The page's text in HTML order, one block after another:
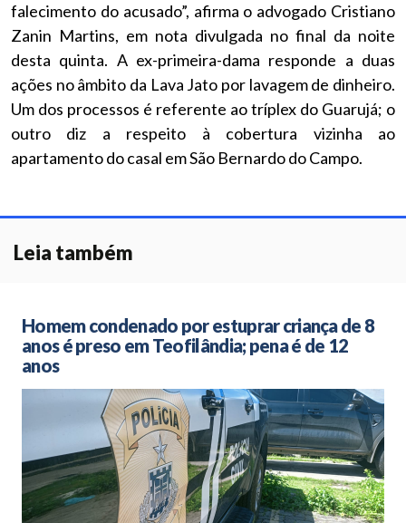
falecimento do acusado”, afirma o advogado Cristiano
Zanin Martins, em nota divulgada no final da noite
desta quinta. A ex-primeira-dama responde a duas
ações no âmbito da Lava Jato por lavagem de dinheiro.
Um dos processos é referente ao tríplex do Guarujá; o
outro diz a respeito à cobertura vizinha ao
apartamento do casal em São Bernardo do Campo.
Leia também
Homem condenado por estuprar criança de 8
anos é preso em Teofilândia; pena é de 12
anos